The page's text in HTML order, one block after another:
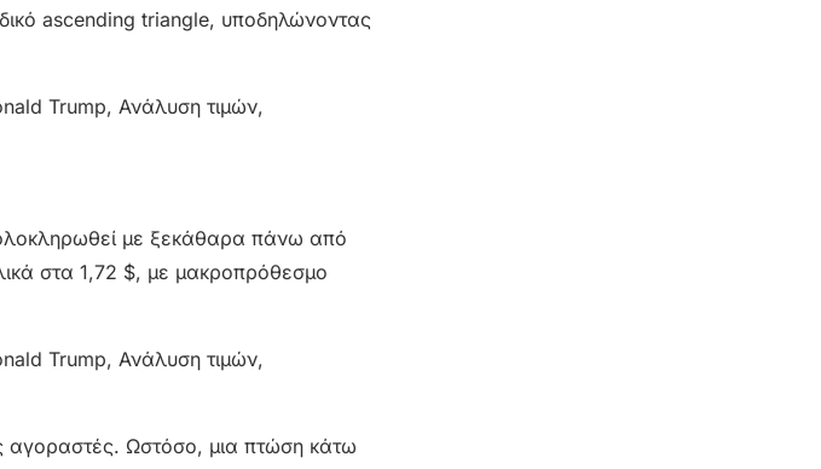
ascending triangle, υποδηλώνοντας
με ξεκάθαρα πάνω από
στα 1,72 $, με μακροπρόθεσμο
αγοραστές. Ωστόσο, μια πτώση κάτω